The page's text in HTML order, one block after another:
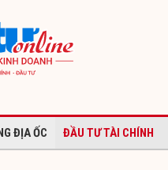
ĐỊA ỐC ĐẦU TƯ TÀI CHÍNH